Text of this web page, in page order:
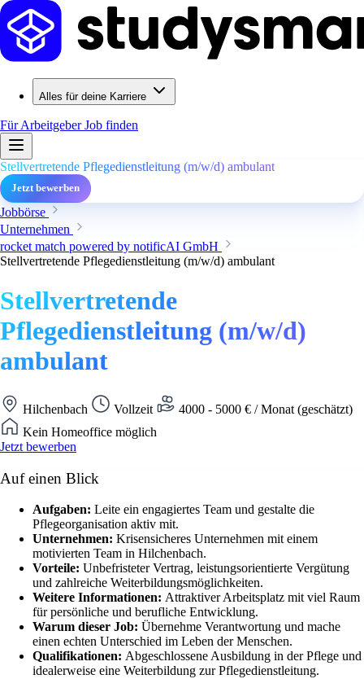
Alles für deine Karriere
Für ArbeitgeberJob finden
Stellvertretende Pflegedienstleitung (m/w/d) ambulant
Jetzt bewerben
Jobbörse
Unternehmen
rocket match powered by notificAI GmbH
Stellvertretende Pflegedienstleitung (m/w/d) ambulant
Stellvertretende
Pflegedienstleitung (m/w/d)
ambulant
Hilchenbach Vollzeit
4000 - 5000 € / Monat (geschätzt)
Kein Homeoffice möglich
Jetzt bewerben
Auf einen Blick
Aufgaben: Leite ein engagiertes Team und gestalte die
Pflegeorganisation aktiv mit.
Unternehmen: Krisensicheres Unternehmen mit einem
motivierten Team in Hilchenbach.
Vorteile: Unbefristeter Vertrag, leistungsorientierte Vergütung
und zahlreiche Weiterbildungsmöglichkeiten.
Weitere Informationen: Attraktiver Arbeitsplatz mit viel Raum
für persönliche und berufliche Entwicklung.
Warum dieser Job: Übernehme Verantwortung und mache
einen echten Unterschied im Leben der Menschen.
Qualifikationen: Abgeschlossene Ausbildung in der Pflege und
idealerweise eine Weiterbildung zur Pflegedienstleitung.